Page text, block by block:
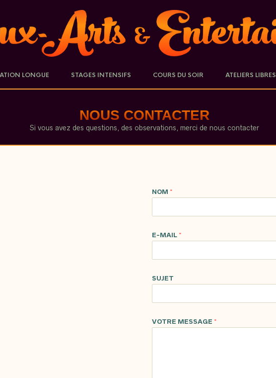
LONGUE STAGES INTENSIFS COURS DU SOIR ATELIERS LIBRES
NOUS CONTACTER
Si vous avez des questions, des observations, merci de nous contacter
NOM *
E-MAIL *
SUJET
VOTRE MESSAGE *